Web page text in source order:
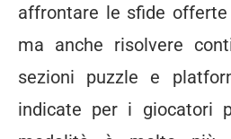
affrontare le sfide offerte
ma anche risolvere
sezioni puzzle e
indicate per i giocatori